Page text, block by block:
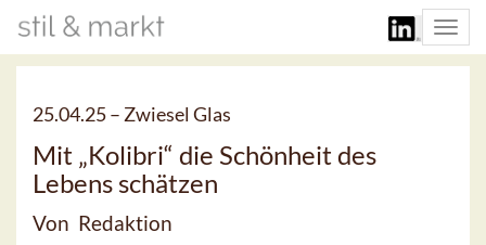
25.04.25 – Zwiesel Glas
Mit „Kolibri“ die Schönheit des
Lebens schätzen
Von Redaktion